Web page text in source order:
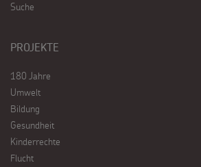
Suche
PROJEKTE
180 Jahre
Umwelt
Bildung
Gesundheit
Kinderrechte
Flucht